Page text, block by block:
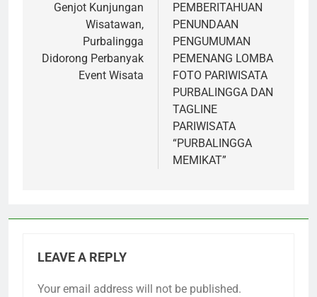
navigation
Genjot Kunjungan
Wisatawan,
Purbalingga
Didorong Perbanyak
Event Wisata
PEMBERITAHUAN
PENUNDAAN
PENGUMUMAN
PEMENANG LOMBA
FOTO PARIWISATA
PURBALINGGA DAN
TAGLINE
PARIWISATA
“PURBALINGGA
MEMIKAT”
LEAVE A REPLY
Your email address will not be published.